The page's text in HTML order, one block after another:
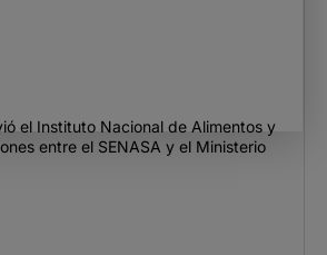
el Instituto Nacional de Alimentos y
entre el SENASA y el Ministerio